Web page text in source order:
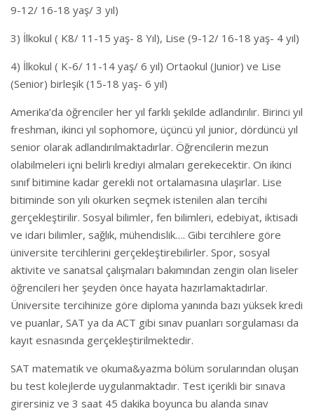
9-12/ 16-18 yaş/ 3 yıl)
3) İlkokul ( K8/ 11-15 yaş- 8 Yıl), Lise (9-12/ 16-18 yaş- 4 yıl)
4) İlkokul ( K-6/ 11-14 yaş/ 6 yıl) Ortaokul (Junior) ve Lise
(Senior) birleşik (15-18 yaş- 6 yıl)
Amerika’da öğrenciler her yıl farklı şekilde adlandırılır. Birinci yıl
freshman, ikinci yıl sophomore, üçüncü yıl junior, dördüncü yıl
senior olarak adlandırılmaktadırlar. Öğrencilerin mezun
olabilmeleri içni belirli krediyi almaları gerekecektir. On ikinci
sınıf bitimine kadar gerekli not ortalamasına ulaşırlar. Lise
bitiminde son yılı okurken seçmek istenilen alan tercihi
gerçekleştirilir. Sosyal bilimler, fen bilimleri, edebiyat, iktisadi
ve idari bilimler, sağlık, mühendislik…. Gibi tercihlere göre
üniversite tercihlerini gerçekleştirebilirler. Spor, sosyal
aktivite ve sanatsal çalışmaları bakımından zengin olan liseler
öğrencileri her şeyden önce hayata hazırlamaktadırlar.
Üniversite tercihinize göre diploma yanında bazı yüksek kredi
ve puanlar, SAT ya da ACT gibi sınav puanları sorgulaması da
kayıt esnasında gerçekleştirilmektedir.
SAT matematik ve okuma&yazma bölüm sorularından oluşan
bu test kolejlerde uygulanmaktadır. Test içerikli bir sınava
girersiniz ve 3 saat 45 dakika boyunca bu alanda sınav